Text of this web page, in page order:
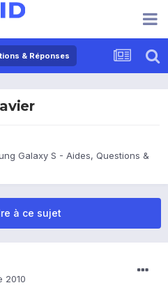
& Réponses
Galaxy S - Aides, Questions &
à ce sujet
2010